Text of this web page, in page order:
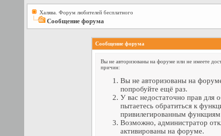
Халява. Форум любителей бесплатного
Сообщение форума
Сообщение форума
Вы не авторизованы на форуме или не имеете
причин:
Вы не авторизованы на
попробуйте ещё раз.
У вас недостаточно прав для
пытаетесь обратиться к
привилегированным
Возможно, администратор
активированы на форуме.